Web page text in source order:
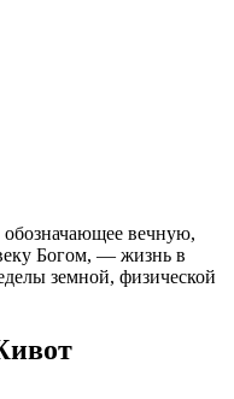
вечную,
Богом, — жизнь в
земной, физической